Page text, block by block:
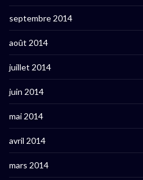
septembre 2014
août 2014
juillet 2014
juin 2014
mai 2014
avril 2014
mars 2014